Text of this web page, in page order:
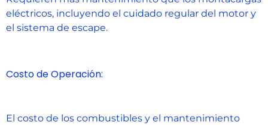
eléctricos, incluyendo el cuidado regular del motor y
el sistema de escape.
Costo de Operación:
El costo de los combustibles y el mantenimiento